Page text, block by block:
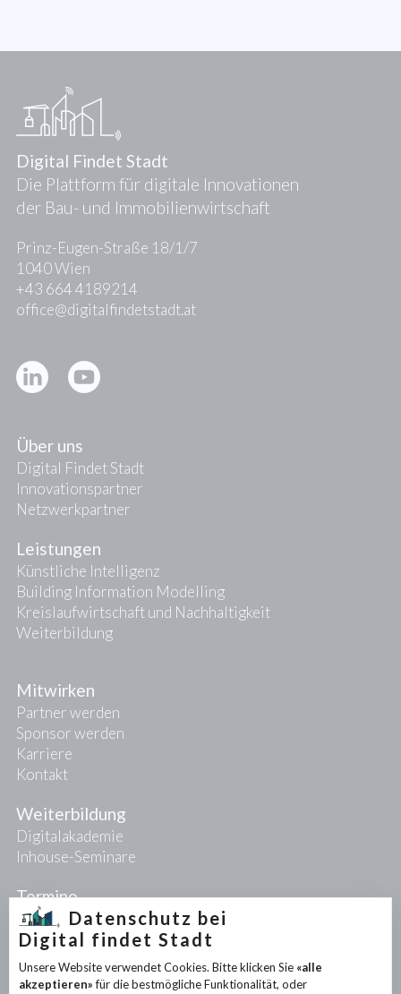
Digital Findet Stadt
Die Plattform für digitale Innovationen
der Bau- und Immobilienwirtschaft
Prinz-Eugen-Straße 18/1/7
1040 Wien
+43 664 4189214
office@digitalfindetstadt.at
Über uns
Digital Findet Stadt
Innovationspartner
Netzwerkpartner
Leistungen
Künstliche Intelligenz
Building Information Modelling
Kreislaufwirtschaft und Nachhaltigkeit
Weiterbildung
Mitwirken
Partner werden
Sponsor werden
Karriere
Kontakt
Weiterbildung
Digitalakademie
Inhouse-Seminare
Termine
Projekte
PIONEER-Projekte
Datenschutz bei
Digital findet Stadt
Unsere Website verwendet Cookies. Bitte klicken Sie «alle
akzeptieren»für die bestmögliche Funktionalität, oder